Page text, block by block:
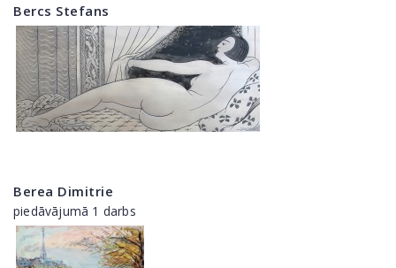
Bercs Stefans
Berea Dimitrie
piedāvājumā 1 darbs